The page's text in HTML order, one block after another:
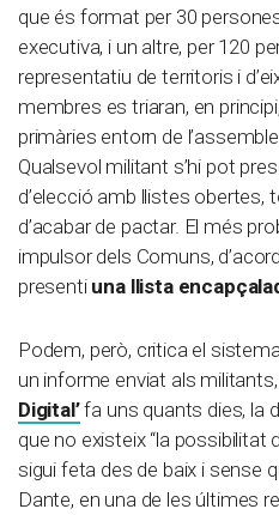
que és format per 30
executiva, i un altre, per 120
representatiu de territoris i
membres es triaran, en
primàries entorn de
Qualsevol militant s’hi pot
d’elecció amb llistes obertes,
d’acabar de pactar. El més
impulsor dels Comuns,
presenti una llista
Podem, però, critica el
un informe enviat als
Digital’fa uns quants dies, la
que no existeix “la possibilitat
sigui feta des de baix i sense
Dante, en una de les últimes